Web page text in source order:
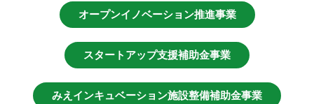
オープンイノベーション推進事業
スタートアップ支援補助金事業
みえインキュベーション施設整備補助金事業